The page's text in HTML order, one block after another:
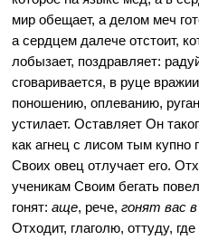
мир обещает, а делом меч
а сердцем далече отстоит,
лобызает, поздравляет:
сговаривается, в руце
поношению, оплеванию,
устилает. Оставляет Он
как агнец с лисом тым
Своих овец отлучает его.
ученикам Своим бегать
гонят:аще, рече,гонят вас
Отходит, глаголю, оттуду,